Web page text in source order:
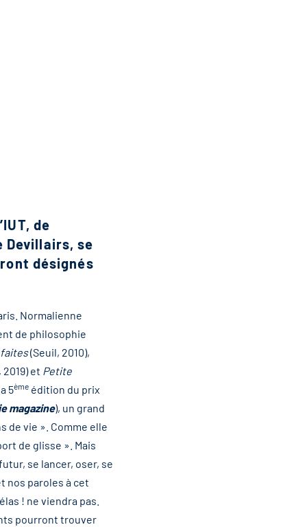
de
Devillairs, se
désignés
Normalienne
de philosophie
(Seuil, 2010),
2019) et Petite
5ème édition du prix
magazine), un grand
de vie ». Comme elle
de glisse ». Mais
se lancer, oser, se
nos paroles à cet
! ne viendra pas.
pourront trouver